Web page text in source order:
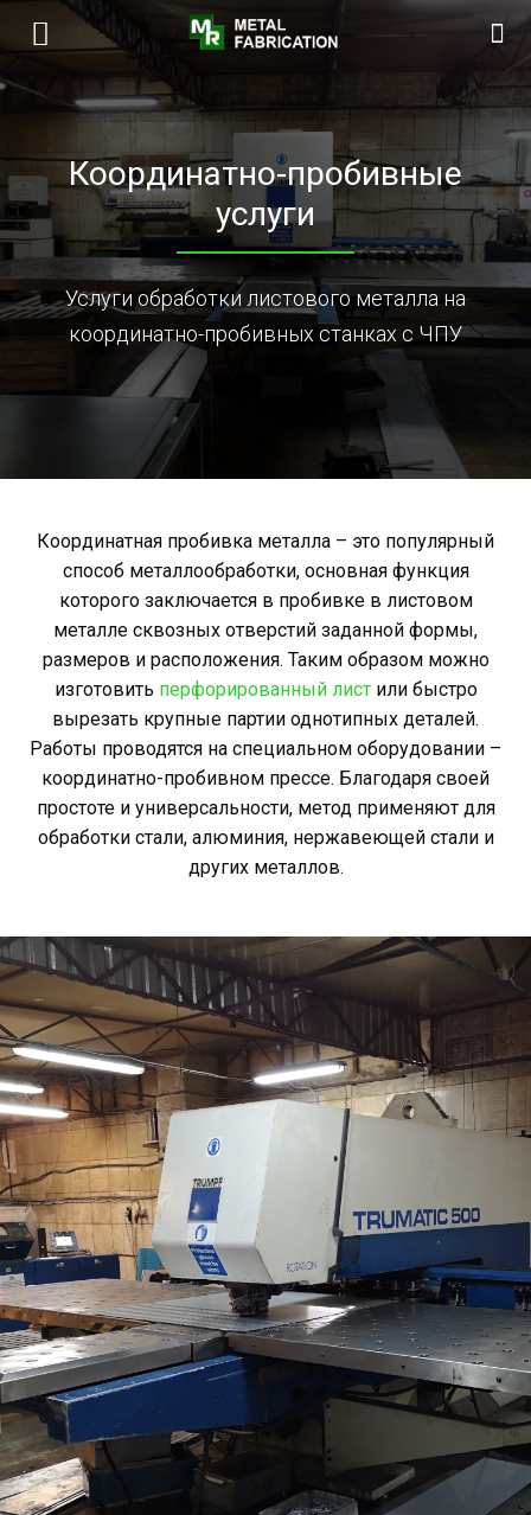
Координатно-пробивные
услуги
Услуги обработки листового металла на
координатно-пробивных станках с ЧПУ
Координатная пробивка металла – это популярный
способ металлообработки, основная функция
которого заключается в пробивке в листовом
металле сквозных отверстий заданной формы,
размеров и расположения. Таким образом можно
изготовить перфорированный листили быстро
вырезать крупные партии однотипных деталей.
Работы проводятся на специальном оборудовании –
координатно-пробивном прессе. Благодаря своей
простоте и универсальности, метод применяют для
обработки стали, алюминия, нержавеющей стали и
других металлов.